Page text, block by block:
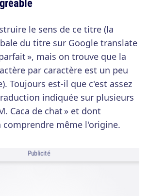
le sens de ce titre (la
du titre sur Google translate
», mais on trouve que la
par caractère est un peu
Toujours est-il que c'est assez
indiquée sur plusieurs
Caca de chat » et dont
comprendre même l'origine.
Publicité